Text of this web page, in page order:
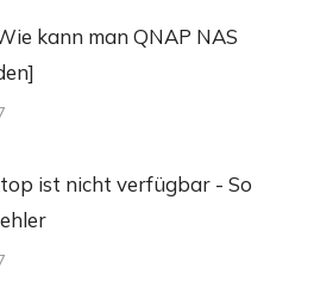
kann man QNAP NAS
ist nicht verfügbar - So